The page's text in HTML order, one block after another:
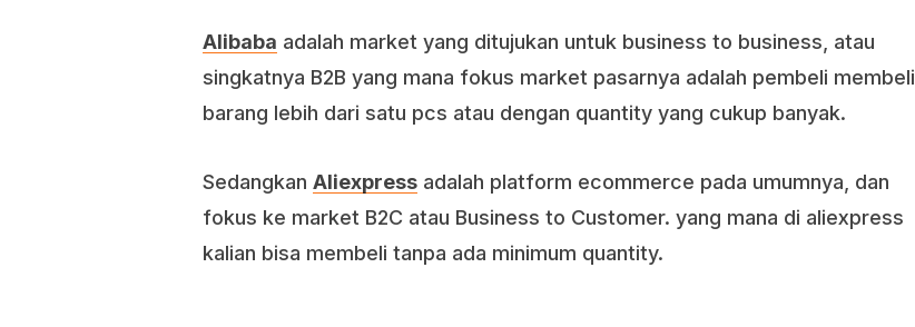
Alibaba adalah market yang ditujukan untuk business to business, atau
singkatnya B2B yang mana fokus market pasarnya adalah pembeli membeli
barang lebih dari satu pcs atau dengan quantity yang cukup banyak.
Sedangkan Aliexpressadalah platform ecommerce pada umumnya, dan
fokus ke market B2C atau Business to Customer. yang mana di aliexpress
kalian bisa membeli tanpa ada minimum quantity.